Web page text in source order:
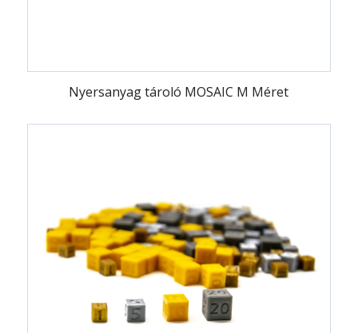
Nyersanyag tároló MOSAIC M Méret